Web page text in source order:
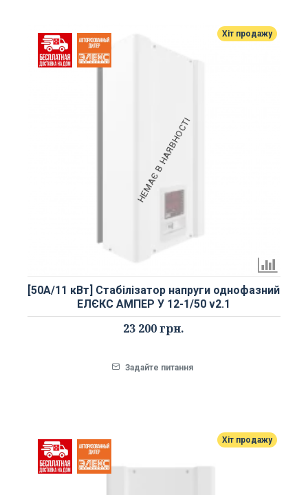
Хіт продажу
НЕМАЄ В НАЯВНОСТІ
[50А/11 кВт] Стабілізатор напруги однофазний
ЕЛЄКС АМПЕР У 12-1/50 v2.1
23 200 грн.
Задайте питання
Хіт продажу